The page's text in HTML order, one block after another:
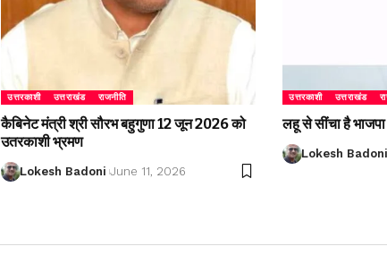
उत्तरकाशी उत्तराखंड राजनीति
कैबिनेट मंत्री श्री सौरभ बहुगुणा 12 जून 2026 को
उतरकाशी भ्रमण
Lokesh Badoni June 11, 2026
उत्तरकाशी उत्तराखंड
लहू से सींचा है
Lokesh Badoni